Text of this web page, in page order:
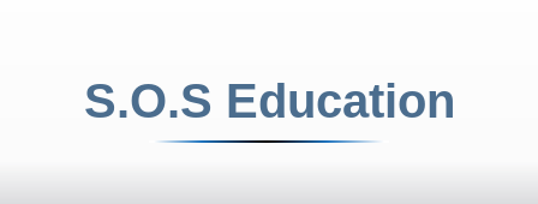
Fraternelle
S.O.S Education